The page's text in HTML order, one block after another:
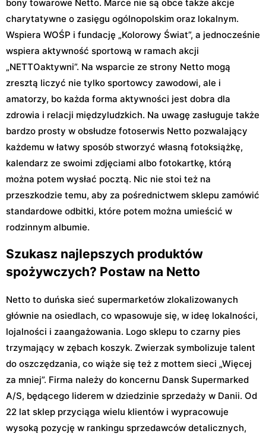
bony towarowe Netto. Marce nie są obce także akcje
charytatywne o zasięgu ogólnopolskim oraz lokalnym.
Wspiera WOŚP i fundację „Kolorowy Świat”, a jednocześnie
wspiera aktywność sportową w ramach akcji
„NETTOaktywni”. Na wsparcie ze strony Netto mogą
zresztą liczyć nie tylko sportowcy zawodowi, ale i
amatorzy, bo każda forma aktywności jest dobra dla
zdrowia i relacji międzyludzkich. Na uwagę zasługuje także
bardzo prosty w obsłudze fotoserwis Netto pozwalający
każdemu w łatwy sposób stworzyć własną fotoksiążkę,
kalendarz ze swoimi zdjęciami albo fotokartkę, którą
można potem wysłać pocztą. Nic nie stoi też na
przeszkodzie temu, aby za pośrednictwem sklepu zamówić
standardowe odbitki, które potem można umieścić w
rodzinnym albumie.
Szukasz najlepszych produktów
spożywczych? Postaw na Netto
Netto to duńska sieć supermarketów zlokalizowanych
głównie na osiedlach, co wpasowuje się, w ideę lokalności,
lojalności i zaangażowania. Logo sklepu to czarny pies
trzymający w zębach koszyk. Zwierzak symbolizuje talent
do oszczędzania, co wiąże się też z mottem sieci „Więcej
za mniej”. Firma należy do koncernu Dansk Supermarked
A/S, będącego liderem w dziedzinie sprzedaży w Danii. Od
22 lat sklep przyciąga wielu klientów i wypracowuje
wysoką pozycję w rankingu sprzedawców detalicznych,